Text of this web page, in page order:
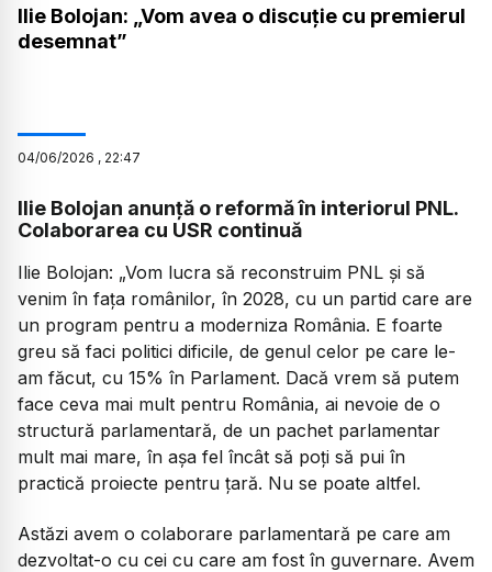
Ilie Bolojan: „Vom avea o discuție cu premierul
desemnat”
04/06/2026 , 22:47
Ilie Bolojan anunță o reformă în interiorul PNL.
Colaborarea cu USR continuă
Ilie Bolojan: „Vom lucra să reconstruim PNL și să
venim în fața românilor, în 2028, cu un partid care are
un program pentru a moderniza România. E foarte
greu să faci politici dificile, de genul celor pe care le-
am făcut, cu 15% în Parlament. Dacă vrem să putem
face ceva mai mult pentru România, ai nevoie de o
structură parlamentară, de un pachet parlamentar
mult mai mare, în așa fel încât să poți să pui în
practică proiecte pentru țară. Nu se poate altfel.
Astăzi avem o colaborare parlamentară pe care am
dezvoltat-o cu cei cu care am fost în guvernare. Avem